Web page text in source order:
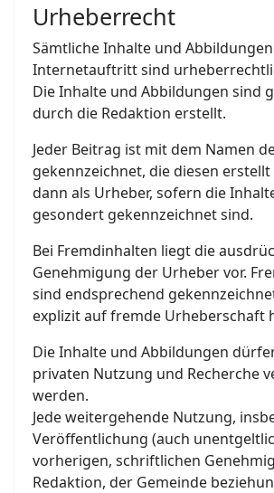
Urheberrecht
Sämtliche Inhalte und
Internetauftritt sind
Die Inhalte und Abbildungen sind
durch die Redaktion erstellt.
Jeder Beitrag ist mit dem Namen
gekennzeichnet, die diesen
dann als Urheber, sofern die
gesondert gekennzeichnet sind.
Bei Fremdinhalten liegt die
Genehmigung der Urheber vor.
sind endsprechend
explizit auf fremde Urheberschaft
Die Inhalte und Abbildungen
privaten Nutzung und Recherche
werden.
Jede weitergehende Nutzung,
Veröffentlichung (auch
vorherigen, schriftlichen
Redaktion, der Ge­mein­de